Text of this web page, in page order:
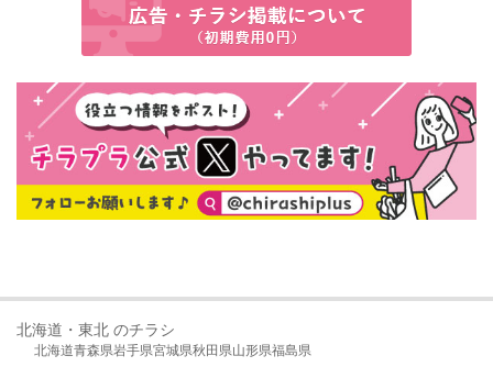
北海道・東北 のチラシ
北海道青森県岩手県宮城県秋田県山形県福島県